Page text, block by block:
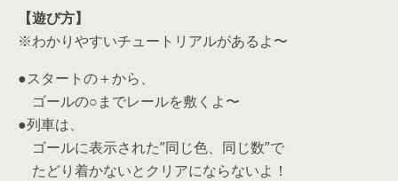
【遊び方】
※わかりやすいチュートリアルがあるよ〜
●スタートの＋から、
ゴールの○までレールを敷くよ〜
●列車は、
ゴールに表示された”同じ色、同じ数”で
たどり着かないとクリアにならないよ！